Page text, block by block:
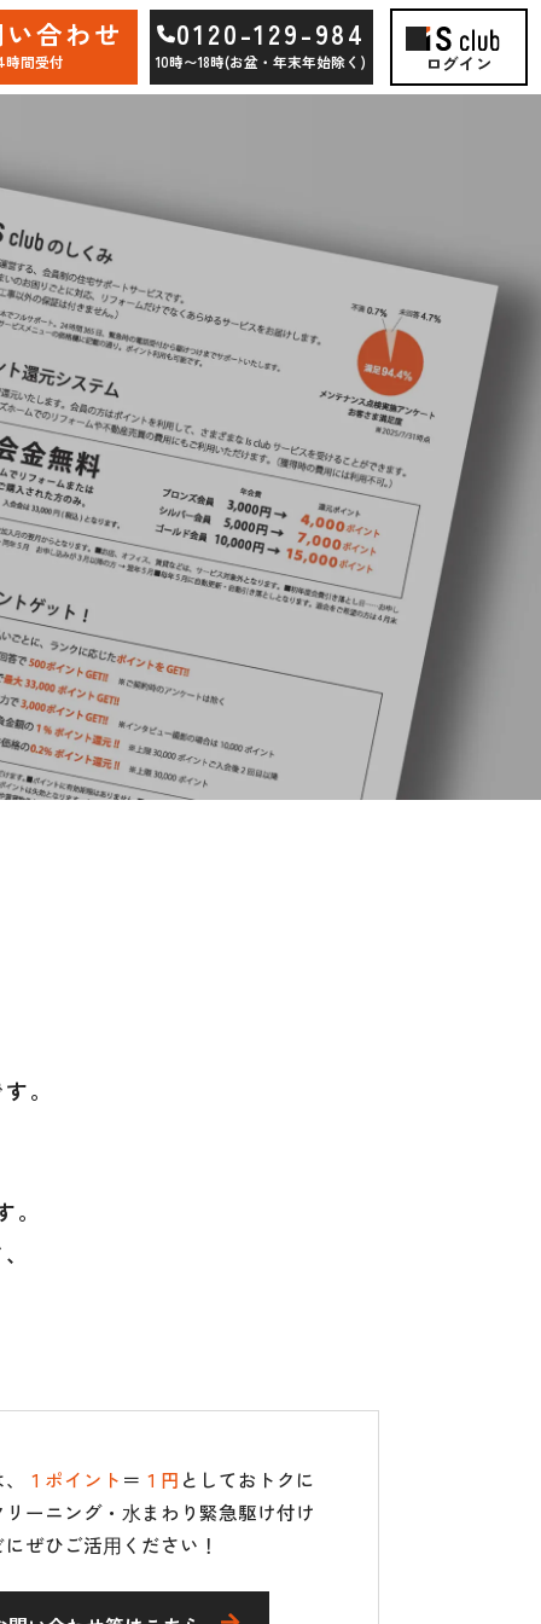
合わせ
時間受付
0120-129-984
10時〜18時(お盆・年末年始除く) ログイン
。
１ポイント ＝ １円 としておトクに
ーニング・⽔まわり緊急駆け付け
ぜひご活⽤ください！